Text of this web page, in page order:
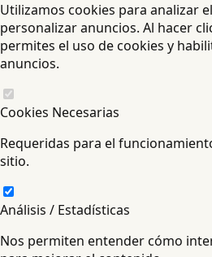
Utilizamos cookies para analizar
personalizar anuncios. Al hacer
permites el uso de cookies y
anuncios.
Cookies Necesarias
Requeridas para el
sitio.
Análisis / Estadísticas
Nos permiten entender cómo